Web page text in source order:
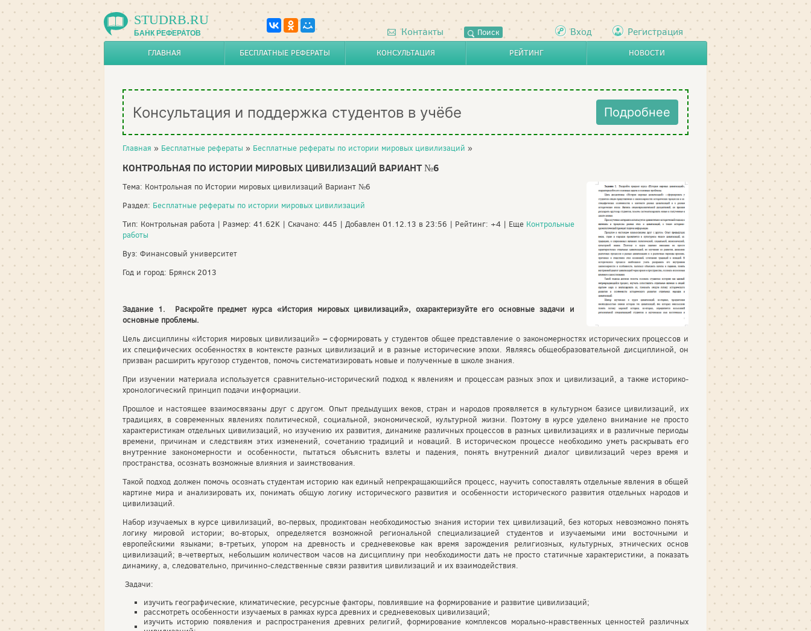
STUDRB.RU
БАНК РЕФЕРАТОВ Контакты Поиск Вход Регистрация
ГЛАВНАЯ БЕСПЛАТНЫЕ РЕФЕРАТЫ КОНСУЛЬТАЦИЯ РЕЙТИНГ НОВОСТИ
Консультация и поддержка студентов в учёбе Подробнее
Главная » Бесплатные рефераты » Бесплатные рефераты по истории мировых цивилизаций »
КОНТРОЛЬНАЯ ПО ИСТОРИИ МИРОВЫХ ЦИВИЛИЗАЦИЙ ВАРИАНТ №6
Тема: Контрольная по Истории мировых цивилизаций Вариант №6
Раздел: Бесплатные рефераты по истории мировых цивилизаций
Тип: Контрольная работа | Размер: 41.62K | Скачано: 445 | Добавлен 01.12.13 в 23:56 | Рейтинг: +4 | Еще Контрольные
работы
Вуз: Финансовый университет
Год и город: Брянск 2013
Задание 1. Раскройте предмет курса «История мировых цивилизаций», охарактеризуйте его основные задачи и
основные проблемы.
Цель дисциплины «История мировых цивилизаций» –сформировать у студентов общее представление о закономерностях исторических процессов и
их специфических особенностях в контексте разных цивилизаций и в разные исторические эпохи. Являясь общеобразовательной дисциплиной, он
призван расширить кругозор студентов, помочь систематизировать новые и полученные в школе знания.
При изучении материала используется сравнительно-исторический подход к явлениям и процессам разных эпох и цивилизаций, а также историко-
хронологический принцип подачи информации.
Прошлое и настоящее взаимосвязаны друг с другом. Опыт предыдущих веков, стран и народов проявляется в культурном базисе цивилизаций, их
традициях, в современных явлениях политической, социальной, экономической, культурной жизни. Поэтому в курсе уделено внимание не просто
характеристикам отдельных цивилизаций, но изучению их развития, динамике различных процессов в разных цивилизациях и в различные периоды
времени, причинам и следствиям этих изменений, сочетанию традиций и новаций. В историческом процессе необходимо уметь раскрывать его
внутренние закономерности и особенности, пытаться объяснить взлеты и падения, понять внутренний диалог цивилизаций через время и
пространства, осознать возможные влияния и заимствования.
Такой подход должен помочь осознать студентам историю как единый непрекращающийся процесс, научить сопоставлять отдельные явления в общей
картине мира и анализировать их, понимать общую логику исторического развития и особенности исторического развития отдельных народов и
цивилизаций.
Набор изучаемых в курсе цивилизаций, во-первых, продиктован необходимостью знания истории тех цивилизаций, без которых невозможно понять
логику мировой истории; во-вторых, определяется возможной региональной специализацией студентов и изучаемыми ими восточными и
европейскими языками; в-третьих, упором на древность и средневековье как время зарождения религиозных, культурных, этнических основ
цивилизаций; в-четвертых, небольшим количеством часов на дисциплину при необходимости дать не просто статичные характеристики, а показать
динамику, а, следовательно, причинно-следственные связи развития цивилизаций и их взаимодействия.
Задачи:
изучить географические, климатические, ресурсные факторы, повлиявшие на формирование и развитие цивилизаций;
рассмотреть особенности изучаемых в рамках курса древних и средневековых цивилизаций;
изучить историю появления и распространения древних религий, формирование комплексов морально-нравственных ценностей различных